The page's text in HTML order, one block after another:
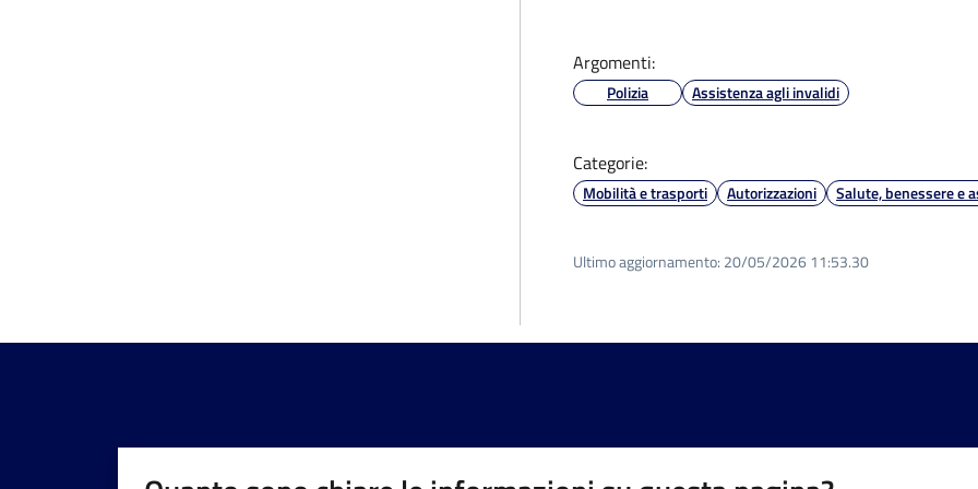
Argomenti:
Polizia Assistenza agli invalidi
Categorie:
Mobilità e trasporti Autorizzazioni Salute, benessere e
Ultimo aggiornamento: 20/05/2026 11:53.30